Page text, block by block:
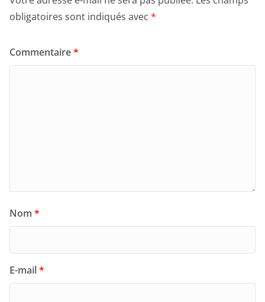
obligatoires sont indiqués avec *
Commentaire*
Nom *
E-mail*